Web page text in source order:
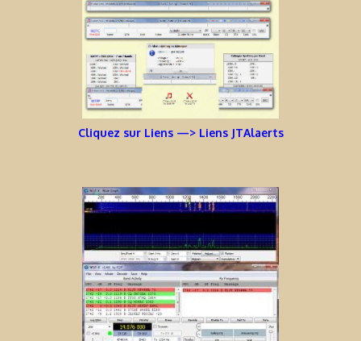
Cliquez sur Liens —> Liens JTAlaerts